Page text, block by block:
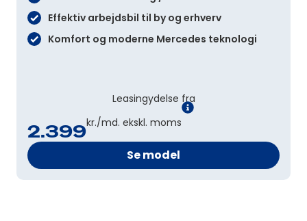
Effektiv arbejdsbil til by og erhverv
Komfort og moderne Mercedes teknologi
Leasingydelse fra
2.399kr./md. ekskl. moms
Se model